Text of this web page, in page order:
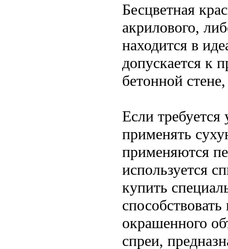
Бесцветная
акрилового,
находится в
допускается к
бетонной
Если
применять
применяются
используется
купить
окрашенного
спреи,